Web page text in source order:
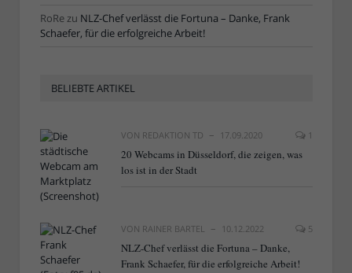
RoRezu NLZ-Chef verlässt die Fortuna – Danke, Frank
Schaefer, für die erfolgreiche Arbeit!
BELIEBTE ARTIKEL
VON REDAKTION TD 17.09.2020 1
20 Webcams in Düsseldorf, die zeigen, was
los ist in der Stadt
VON RAINER BARTEL 10.12.2022 5
NLZ-Chef verlässt die Fortuna – Danke,
Frank Schaefer, für die erfolgreiche Arbeit!